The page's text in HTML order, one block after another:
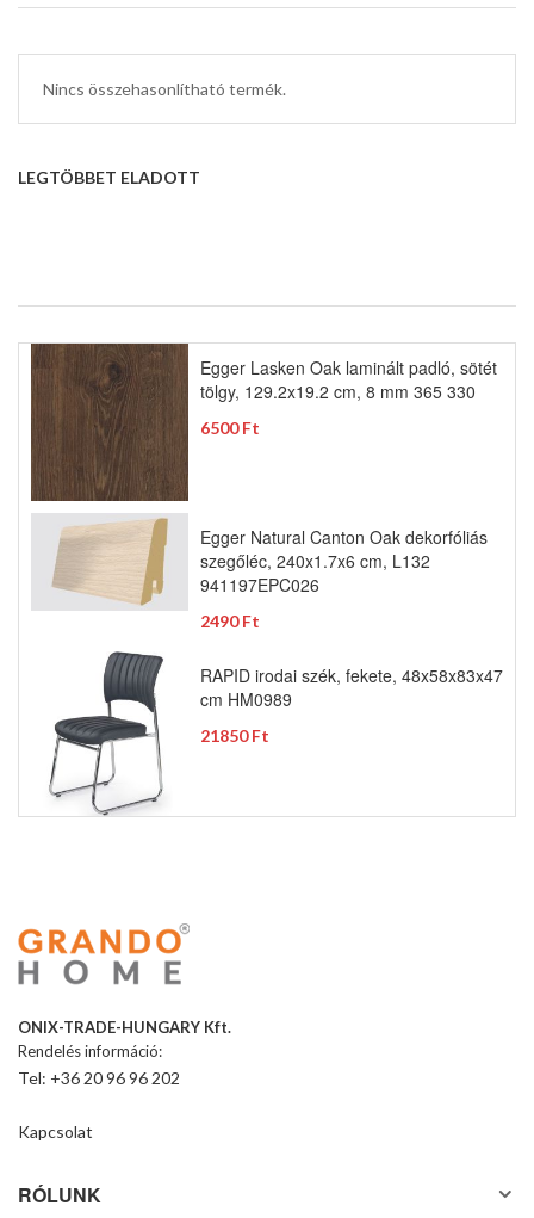
Nincs összehasonlítható termék.
LEGTÖBBET ELADOTT
Egger Lasken Oak laminált padló, sötét
tölgy, 129.2x19.2 cm, 8 mm 365 330
6500 Ft
Egger Natural Canton Oak dekorfóliás
szegőléc, 240x1.7x6 cm, L132
941197EPC026
2490 Ft
RAPID irodai szék, fekete, 48x58x83x47
cm HM0989
21850 Ft
ONIX-TRADE-HUNGARY Kft.
Rendelés információ:
Tel: +36 20 96 96 202
Kapcsolat
RÓLUNK